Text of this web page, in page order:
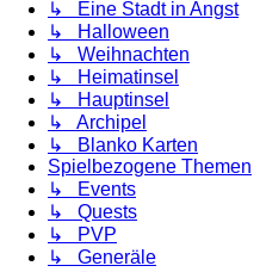
↳ Eine Stadt in Angst
↳ Halloween
↳ Weihnachten
↳ Heimatinsel
↳ Hauptinsel
↳ Archipel
↳ Blanko Karten
Spielbezogene Themen
↳ Events
↳ Quests
↳ PVP
↳ Generäle